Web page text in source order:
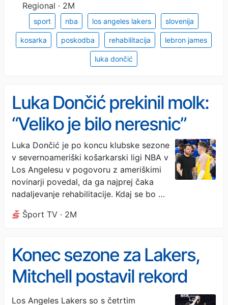
Regional · 2M
sport nba los angeles lakers slovenija
kosarka poskodba rehabilitacija lebron james
luka dončić
Luka Dončić prekinil molk:
“Veliko je bilo neresnic”
Luka Dončić je po koncu klubske sezone
v severnoameriški košarkarski ligi NBA v
Los Angelesu v pogovoru z ameriškimi
novinarji povedal, da ga najprej čaka
nadaljevanje rehabilitacije. Kdaj se bo …
Šport TV · 2M
Konec sezone za Lakers,
Mitchell postavil rekord
končnice
Los Angeles Lakers so s četrtim